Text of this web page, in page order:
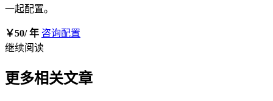
一起配置。
￥50/ 年 咨询配置
继续阅读
更多相关文章